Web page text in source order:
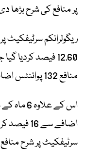
پر منافع کی شرح بڑھا
12.60 فیصد
منافع 132 پوائنٹس اضافے سے 16.12 فیصد کردی گئی ہے۔
اضافے